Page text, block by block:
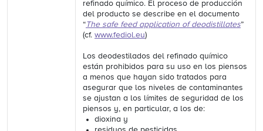
refinado químico. El proceso de producción
del producto se describe en el documento
“The safe feed application of deodistillates”
(cf. www.fediol.eu)
Los deodestilados del refinado químico
están prohibidos para su uso en los piensos
a menos que hayan sido tratados para
asegurar que los niveles de contaminantes
se ajustan a los límites de seguridad de los
piensos y, en particular, a los de:
dioxina y